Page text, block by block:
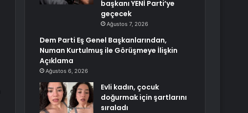
başkanı YENİ Parti’ye
geçecek
Ağustos 7, 2026
Dem Parti Eş Genel Başkanlarından,
Numan Kurtulmuş ile Görüşmeye İlişkin
Açıklama
Ağustos 6, 2026
Evli kadın, çocuk
doğurmak için şartlarını
sıraladı